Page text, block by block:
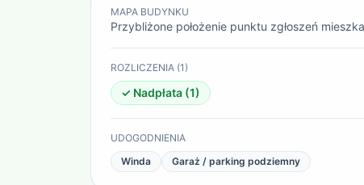
MAPA BUDYNKU
Przybliżone położenie punktu zgłoszeń
ROZLICZENIA (1)
✓ Nadpłata (1)
UDOGODNIENIA
Winda
Garaż / parking podziemny